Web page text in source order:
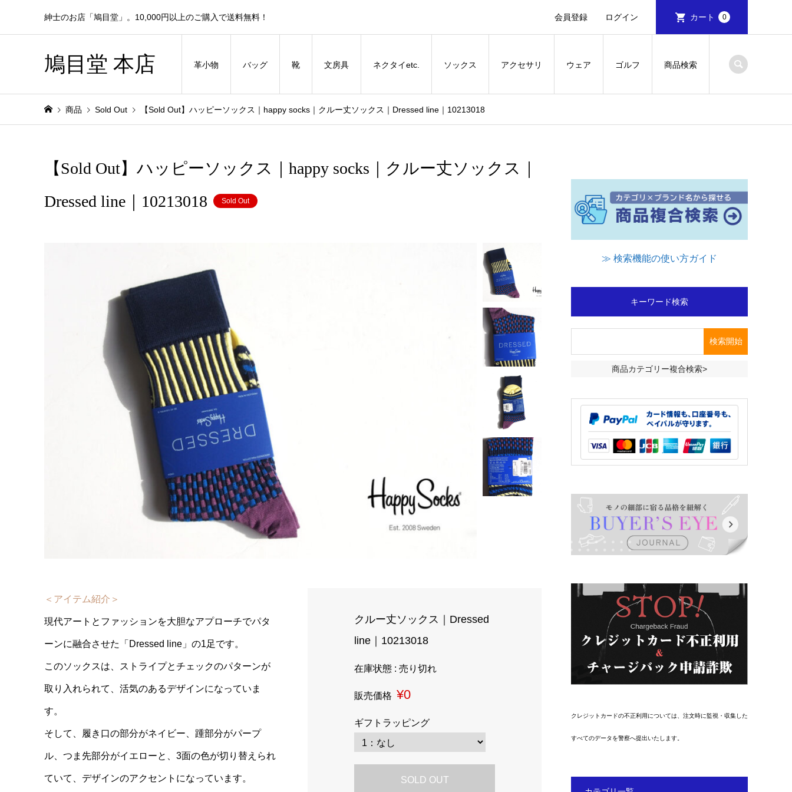
紳士のお店「鳩目堂」。10,000円以上のご購入で送料無料！ 会員登録 ログイン カート 0
鳩目堂 本店 革小物 バッグ 靴 文房具 ネクタイetc. ソックス アクセサリ ウェア ゴルフ 商品検索
商品 Sold Out 【Sold Out】ハッピーソックス｜happy socks｜クルー丈ソックス｜Dressed line｜10213018
【Sold Out】ハッピーソックス｜happy socks｜クルー丈ソックス｜
Dressed line｜10213018
Sold Out
＜アイテム紹介＞
現代アートとファッションを大胆なアプローチでパタ
ーンに融合させた「Dressed line」の1足です。
このソックスは、ストライプとチェックのパターンが
取り入れられて、活気のあるデザインになっていま
す。
そして、履き口の部分がネイビー、踵部分がパープ
ル、つま先部分がイエローと、3面の色が切り替えられ
ていて、デザインのアクセントになっています。
クルー丈ソックス｜Dressed
line｜10213018
在庫状態 : 売り切れ
販売価格 ¥0
ギフトラッピング
SOLD OUT
≫ 検索機能の使い方ガイド
キーワード検索
商品カテゴリー複合検索>
クレジットカードの不正利用については、注文時に監視・収集した
すべてのデータを警察へ提出いたします。